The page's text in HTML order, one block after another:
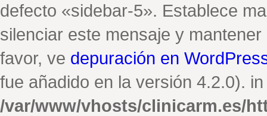
defecto «sidebar-5». Establece
silenciar este mensaje y
favor, ve depuración en
fue añadido en la versión 4.2.0). in
/var/www/vhosts/clinicarm.es/